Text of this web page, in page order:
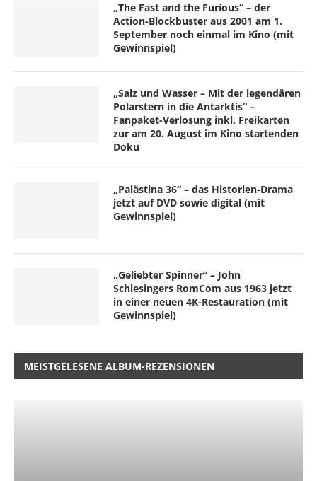
„The Fast and the Furious“ – der
Action-Blockbuster aus 2001 am 1.
September noch einmal im Kino (mit
Gewinnspiel)
„Salz und Wasser – Mit der legendären
Polarstern in die Antarktis“ –
Fanpaket-Verlosung inkl. Freikarten
zur am 20. August im Kino startenden
Doku
„Palästina 36“ – das Historien-Drama
jetzt auf DVD sowie digital (mit
Gewinnspiel)
„Geliebter Spinner“ – John
Schlesingers RomCom aus 1963 jetzt
in einer neuen 4K-Restauration (mit
Gewinnspiel)
MEISTGELESENE ALBUM-REZENSIONEN